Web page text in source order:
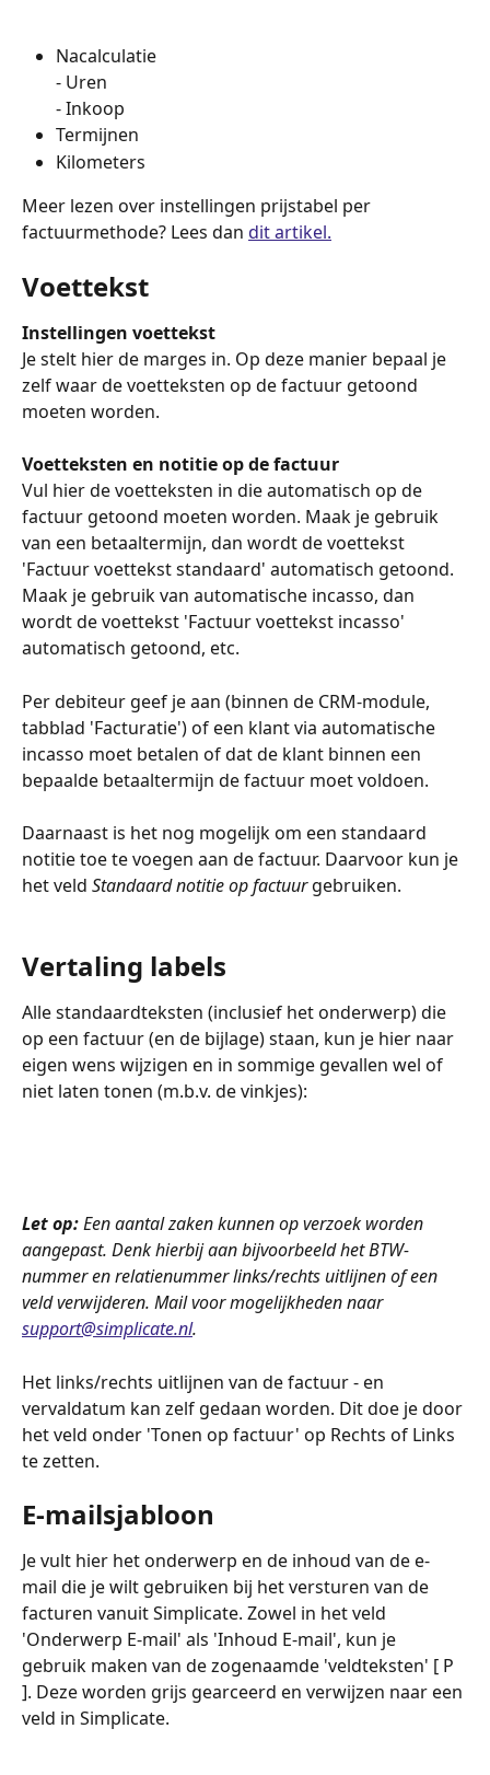
Nacalculatie
- Uren
- Inkoop
Termijnen
Kilometers
Meer lezen over instellingen prijstabel per
factuurmethode? Lees dan dit artikel.
Voettekst
Instellingen voettekst
Je stelt hier de marges in. Op deze manier bepaal je
zelf waar de voetteksten op de factuur getoond
moeten worden.
Voetteksten en notitie op de factuur
Vul hier de voetteksten in die automatisch op de
factuur getoond moeten worden. Maak je gebruik
van een betaaltermijn, dan wordt de voettekst
'Factuur voettekst standaard' automatisch getoond.
Maak je gebruik van automatische incasso, dan
wordt de voettekst 'Factuur voettekst incasso'
automatisch getoond, etc.
Per debiteur geef je aan (binnen de CRM-module,
tabblad 'Facturatie') of een klant via automatische
incasso moet betalen of dat de klant binnen een
bepaalde betaaltermijn de factuur moet voldoen.
Daarnaast is het nog mogelijk om een standaard
notitie toe te voegen aan de factuur. Daarvoor kun je
het veld Standaard notitie op factuur gebruiken.
Vertaling labels
Alle standaardteksten (inclusief het onderwerp) die
op een factuur (en de bijlage) staan, kun je hier naar
eigen wens wijzigen en in sommige gevallen wel of
niet laten tonen (m.b.v. de vinkjes):
Let op: Een aantal zaken kunnen op verzoek worden
aangepast. Denk hierbij aan bijvoorbeeld het BTW-
nummer en relatienummer links/rechts uitlijnen of een
veld verwijderen. Mail voor mogelijkheden naar
support@simplicate.nl.
Het links/rechts uitlijnen van de factuur - en
vervaldatum kan zelf gedaan worden. Dit doe je door
het veld onder 'Tonen op factuur' op Rechts of Links
te zetten.
E-mailsjabloon
Je vult hier het onderwerp en de inhoud van de e-
mail die je wilt gebruiken bij het versturen van de
facturen vanuit Simplicate. Zowel in het veld
'Onderwerp E-mail' als 'Inhoud E-mail', kun je
gebruik maken van de zogenaamde 'veldteksten' [ P
]. Deze worden grijs gearceerd en verwijzen naar een
veld in Simplicate.